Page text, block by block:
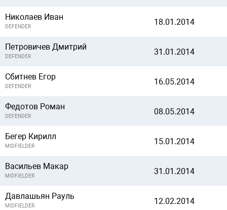
Николаев Иван
DEFENDER 18.01.2014
Петровичев Дмитрий
DEFENDER 31.01.2014
Сбитнев Егор
DEFENDER 16.05.2014
Федотов Роман
DEFENDER 08.05.2014
Бегер Кирилл
MIDFIELDER 15.01.2014
Васильев Макар
MIDFIELDER 31.01.2014
Давлашьян Рауль
MIDFIELDER 12.02.2014